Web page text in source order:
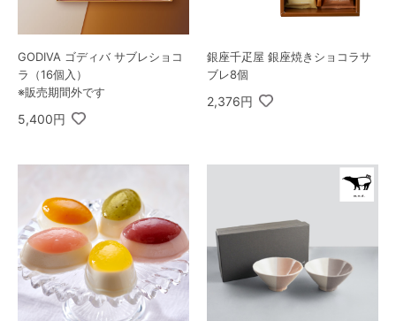
GODIVA ゴディバ サブレショコ
ラ（16個入）
※販売期間外です
5,400円
銀座千疋屋 銀座焼きショコラサ
ブレ8個
2,376円